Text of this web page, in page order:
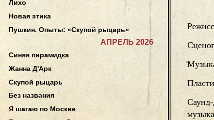
Лихо
Новая этика
Пушкин. Опыты: «Скупой рыцарь»
АПРЕЛЬ 2026
Синяя пирамидка
Жанна Д'Арк
Скупой рыцарь
Без названия
Я шагаю по Москве